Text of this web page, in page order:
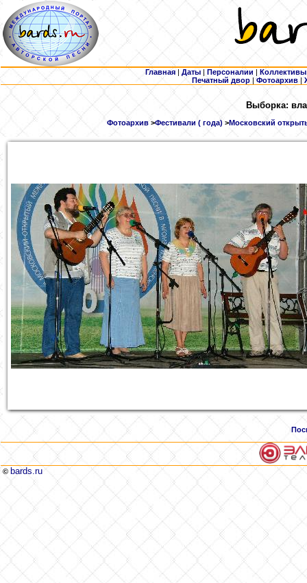
Главная | Даты | Персоналии | Коллективы
Печатный двор |Фотоархив |
Выборка:
Фотоархив>Фестивали ( года) >Московский
© bards.ru